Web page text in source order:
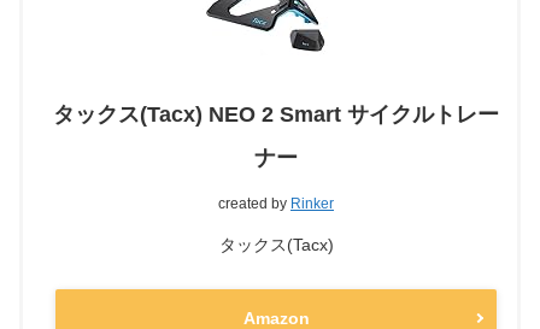
タックス(Tacx) NEO 2 Smart サイクルトレー
ナー
created by Rinker
タックス(Tacx)
Amazon